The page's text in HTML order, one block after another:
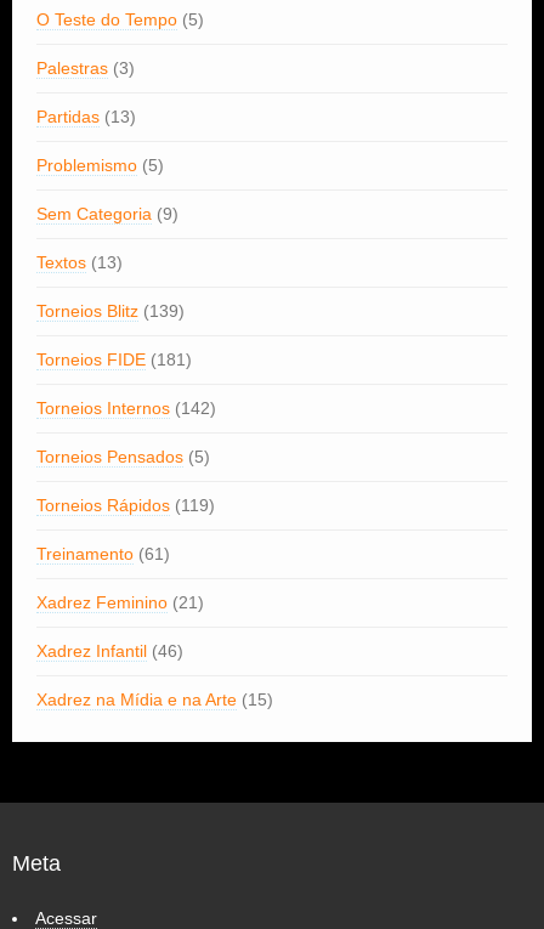
O Teste do Tempo (5)
Palestras (3)
Partidas (13)
Problemismo (5)
Sem Categoria (9)
Textos (13)
Torneios Blitz (139)
Torneios FIDE (181)
Torneios Internos (142)
Torneios Pensados (5)
Torneios Rápidos (119)
Treinamento (61)
Xadrez Feminino (21)
Xadrez Infantil (46)
Xadrez na Mídia e na Arte (15)
Meta
Acessar